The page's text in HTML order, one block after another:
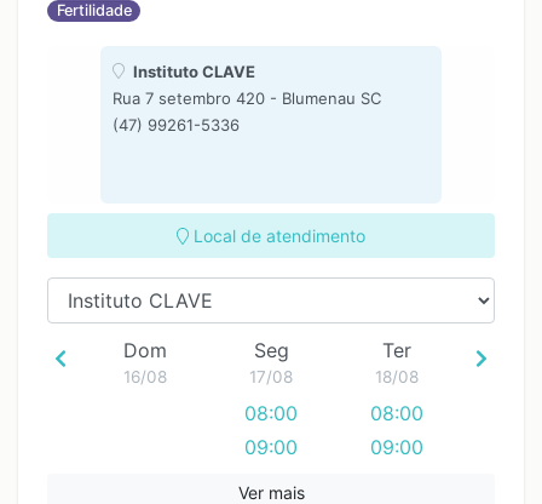
Fertilidade
Instituto CLAVE
Rua 7 setembro 420 - Blumenau SC
(47) 99261-5336
Local de atendimento
Dom
16/08
Seg
17/08
08:00
09:00
10:00
Ter
18/08
08:00
09:00
Ver mais